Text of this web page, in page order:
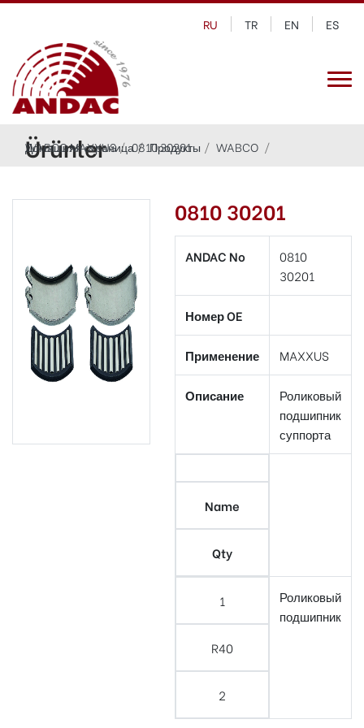
RU TR EN ES
Ürünler
Домашняя страница Продукты WABCO
WABCO MAXXUS 0810 30201
0810 30201
ANDAC No
0810
30201
Номер OE
Применение MAXXUS
Описание
Роликовый
подшипник
суппорта
Name
Qty
1
R40
2
Роликовый
подшипник